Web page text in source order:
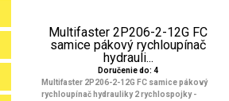
Multifaster 2P206-2-12G FC
samice pákový rychloupínač
hydrauli...
Doručenie do: 4
Multifaster 2P206-2-12G FC samice pákový
rychloupínač hydrauliky 2 rychlospojky -